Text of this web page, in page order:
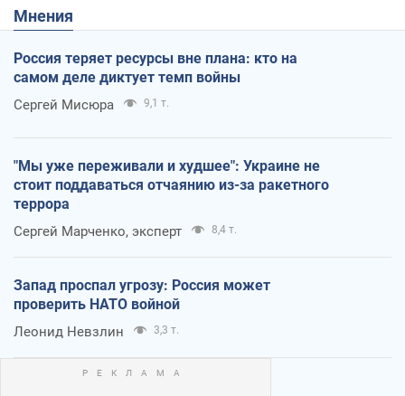
Мнения
Россия теряет ресурсы вне плана: кто на
самом деле диктует темп войны
Сергей Мисюра 9,1 т.
"Мы уже переживали и худшее": Украине не
стоит поддаваться отчаянию из-за ракетного
террора
Сергей Марченко, эксперт 8,4 т.
Запад проспал угрозу: Россия может
проверить НАТО войной
Леонид Невзлин 3,3 т.